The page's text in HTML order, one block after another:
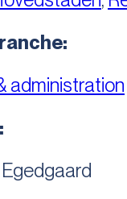
administration